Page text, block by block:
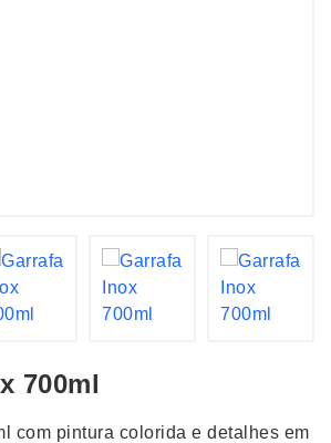
700ml
com pintura colorida e detalhes em